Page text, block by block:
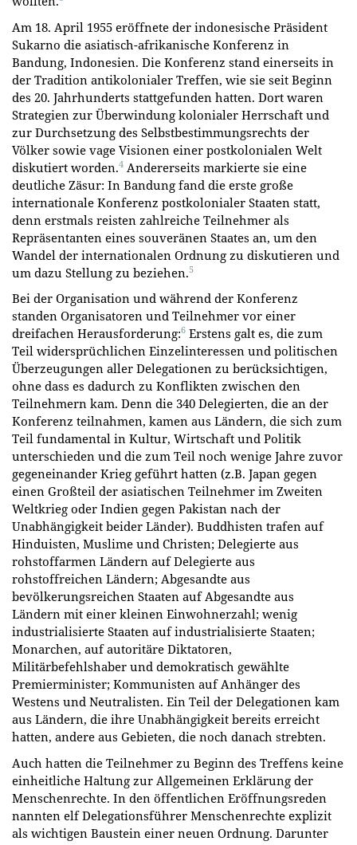
Am 18. April 1955 eröffnete der indonesische Präsident
Sukarno die asiatisch-afrikanische Konferenz in
Bandung, Indonesien. Die Konferenz stand einerseits in
der Tradition antikolonialer Treffen, wie sie seit Beginn
des 20. Jahrhunderts stattgefunden hatten. Dort waren
Strategien zur Überwindung kolonialer Herrschaft und
zur Durchsetzung des Selbstbestimmungsrechts der
Völker sowie vage Visionen einer postkolonialen Welt
diskutiert worden.4 Andererseits markierte sie eine
deutliche Zäsur: In Bandung fand die erste große
internationale Konferenz postkolonialer Staaten statt,
denn erstmals reisten zahlreiche Teilnehmer als
Repräsentanten eines souveränen Staates an, um den
Wandel der internationalen Ordnung zu diskutieren und
um dazu Stellung zu beziehen.5
Bei der Organisation und während der Konferenz
standen Organisatoren und Teilnehmer vor einer
dreifachen Herausforderung:6 Erstens galt es, die zum
Teil widersprüchlichen Einzelinteressen und politischen
Überzeugungen aller Delegationen zu berücksichtigen,
ohne dass es dadurch zu Konflikten zwischen den
Teilnehmern kam. Denn die 340 Delegierten, die an der
Konferenz teilnahmen, kamen aus Ländern, die sich zum
Teil fundamental in Kultur, Wirtschaft und Politik
unterschieden und die zum Teil noch wenige Jahre zuvor
gegeneinander Krieg geführt hatten (z.B. Japan gegen
einen Großteil der asiatischen Teilnehmer im Zweiten
Weltkrieg oder Indien gegen Pakistan nach der
Unabhängigkeit beider Länder). Buddhisten trafen auf
Hinduisten, Muslime und Christen; Delegierte aus
rohstoffarmen Ländern auf Delegierte aus
rohstoffreichen Ländern; Abgesandte aus
bevölkerungsreichen Staaten auf Abgesandte aus
Ländern mit einer kleinen Einwohnerzahl; wenig
industrialisierte Staaten auf industrialisierte Staaten;
Monarchen, auf autoritäre Diktatoren,
Militärbefehlshaber und demokratisch gewählte
Premierminister; Kommunisten auf Anhänger des
Westens und Neutralisten. Ein Teil der Delegationen kam
aus Ländern, die ihre Unabhängigkeit bereits erreicht
hatten, andere aus Gebieten, die noch danach strebten.
Auch hatten die Teilnehmer zu Beginn des Treffens keine
einheitliche Haltung zur Allgemeinen Erklärung der
Menschenrechte. In den öffentlichen Eröffnungsreden
nannten elf Delegationsführer Menschenrechte explizit
als wichtigen Baustein einer neuen Ordnung. Darunter